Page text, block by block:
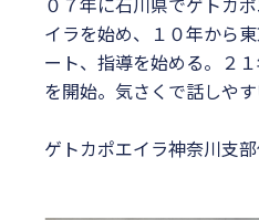
イラを始め、１０年から
ート、指導を始める。２
を開始。気さくで話しや
ゲトカポエイラ神奈川支